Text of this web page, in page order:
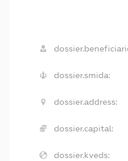
dossier.smida:
dossier.address:
dossier.capital:
dossier.kveds: